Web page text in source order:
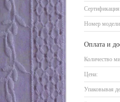
Сертификация:
Номер
Оплата и
Количество
Цена:
Упаковывая